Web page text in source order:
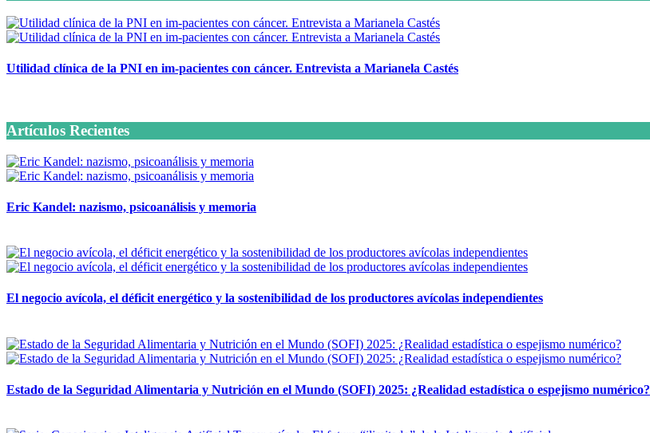
Utilidad clínica de la PNI en im-pacientes con cáncer. Entrevista a Marianela Castés
Artículos Recientes
Eric Kandel: nazismo, psicoanálisis y memoria
El negocio avícola, el déficit energético y la sostenibilidad de los productores avícolas independientes
Estado de la Seguridad Alimentaria y Nutrición en el Mundo (SOFI) 2025: ¿Realidad estadística o espejismo numérico?